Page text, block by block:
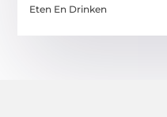
Eten En Drinken